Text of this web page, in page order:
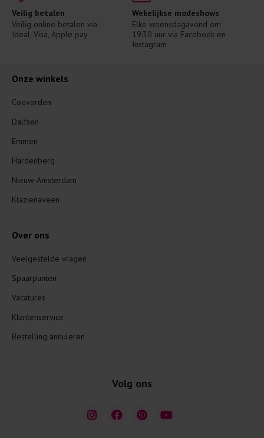
Veilig betalen
Veilig online betalen via
Ideal, Visa, Apple pay
Wekelijkse modeshows
Elke woensdagavond om
19:30 uur via Facebook en
Instagram
Onze winkels
Coevorden
Dalfsen
Emmen
Hardenberg
Nieuw-Amsterdam
Klazienaveen
Over ons
Veelgestelde vragen
Spaarpunten
Vacatures
Klantenservice
Bestelling annuleren
Volg ons